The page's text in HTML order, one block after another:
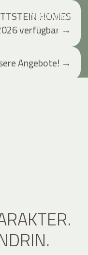
HOMES
verfügbar →
Angebote! →